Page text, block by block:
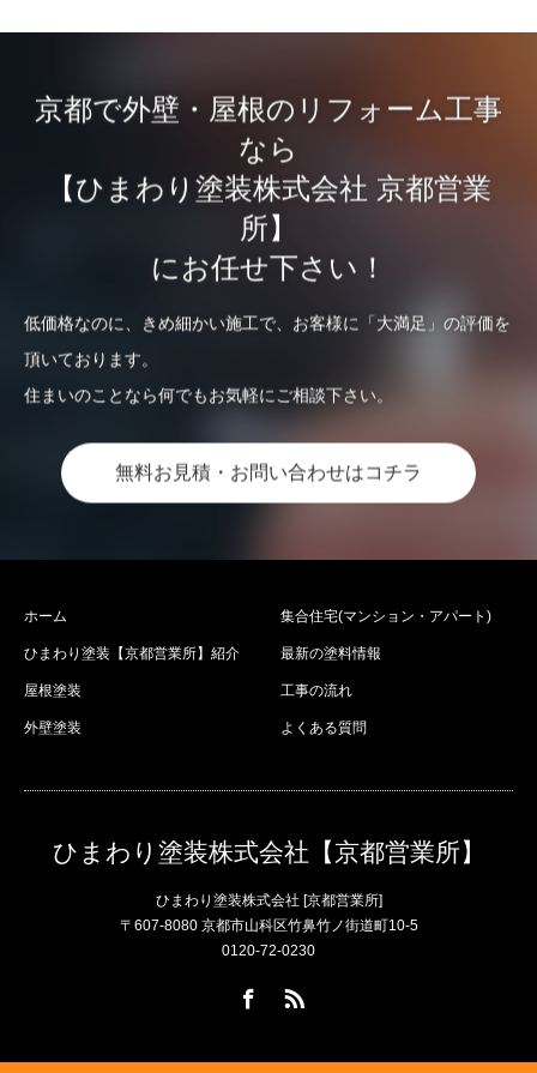
京都で外壁・屋根のリフォーム工事
なら
【ひまわり塗装株式会社 京都営業
所】
にお任せ下さい！
低価格なのに、きめ細かい施工で、お客様に「大満足」の評価を
頂いております。
住まいのことなら何でもお気軽にご相談下さい。
無料お見積・お問い合わせはコチラ
ホーム
ひまわり塗装【京都営業所】紹介
屋根塗装
外壁塗装
集合住宅(マンション・アパート)
最新の塗料情報
工事の流れ
よくある質問
ひまわり塗装株式会社【京都営業所】
ひまわり塗装株式会社 [京都営業所]
〒607-8080 京都市山科区竹鼻竹ノ街道町10-5
0120-72-0230